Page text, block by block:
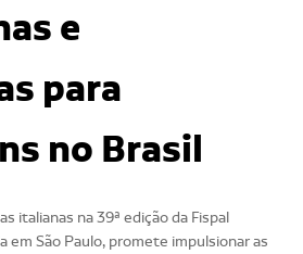
e
para
no Brasil
italianas na 39ª edição da Fispal
em São Paulo, promete impulsionar as